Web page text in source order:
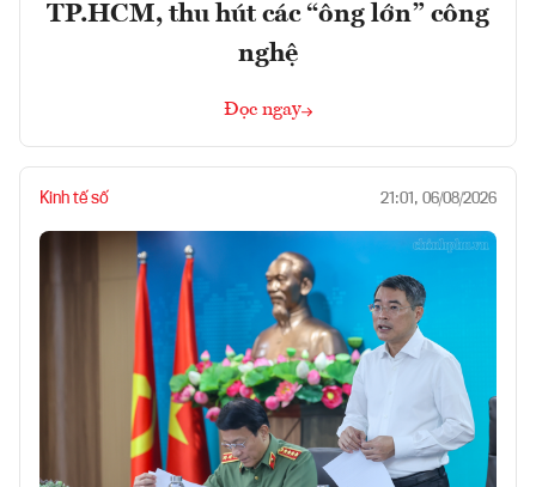
TP.HCM, thu hút các “ông lớn” công
nghệ
Đọc ngay
Kinh tế số 21:01, 06/08/2026